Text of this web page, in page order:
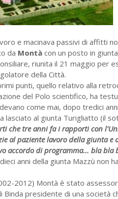
e macinava passivi di affitti
da Montà con un posto in
riunita il 21 maggio per
della Città.
punti, quello relativo alla
del Polo scientifico, ha
come mai, dopo tredici
lasciato al giunta Turigliatto (il
che tre anni fa i rapporti con
al paziente lavoro della giunta
accordo di programma... bla bla
anni della giunta Mazzù non
2012) Montà è stato
Binda presidente di una società